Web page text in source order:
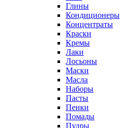
Глины
Кондиционеры
Концентраты
Краски
Кремы
Лаки
Лосьоны
Маски
Масла
Наборы
Пасты
Пенки
Помады
Пудры